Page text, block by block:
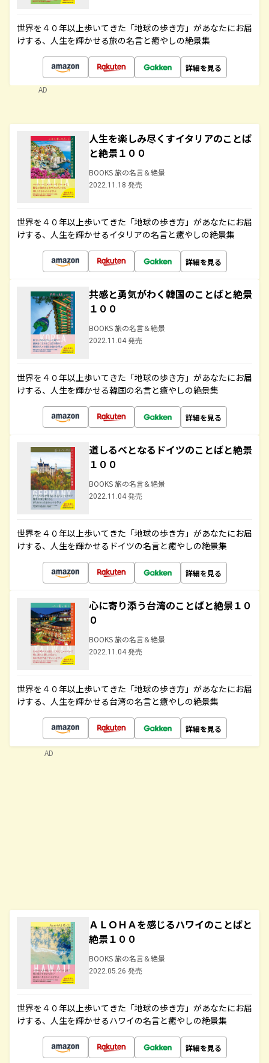
世界を４０年以上歩いてきた「地球の歩き方」があなたにお届
けする、人生を輝かせる旅の名言と癒やしの絶景集
詳細を見る
AD
人生を楽しみ尽くすイタリアのことば
と絶景１００
BOOKS 旅の名言＆絶景
2022.11.18 発売
世界を４０年以上歩いてきた「地球の歩き方」があなたにお届
けする、人生を輝かせるイタリアの名言と癒やしの絶景集
詳細を見る
共感と勇気がわく韓国のことばと絶景
１００
BOOKS 旅の名言＆絶景
2022.11.04 発売
世界を４０年以上歩いてきた「地球の歩き方」があなたにお届
けする、人生を輝かせる韓国の名言と癒やしの絶景集
詳細を見る
道しるべとなるドイツのことばと絶景
１００
BOOKS 旅の名言＆絶景
2022.11.04 発売
世界を４０年以上歩いてきた「地球の歩き方」があなたにお届
けする、人生を輝かせるドイツの名言と癒やしの絶景集
詳細を見る
心に寄り添う台湾のことばと絶景１０
０
BOOKS 旅の名言＆絶景
2022.11.04 発売
世界を４０年以上歩いてきた「地球の歩き方」があなたにお届
けする、人生を輝かせる台湾の名言と癒やしの絶景集
詳細を見る
ＡＬＯＨＡを感じるハワイのことばと
絶景１００
BOOKS 旅の名言＆絶景
2022.05.26 発売
世界を４０年以上歩いてきた「地球の歩き方」があなたにお届
けする、人生を輝かせるハワイの名言と癒やしの絶景集
詳細を見る
AD